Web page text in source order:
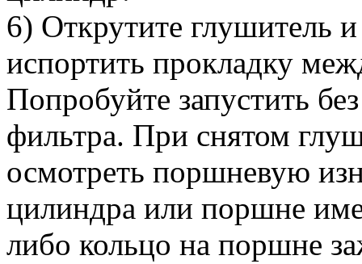
6) Открутите глушитель
испортить прокладку
Попробуйте запустить
фильтра. При снятом
осмотреть поршневую
цилиндра или поршне
либо кольцо на поршне